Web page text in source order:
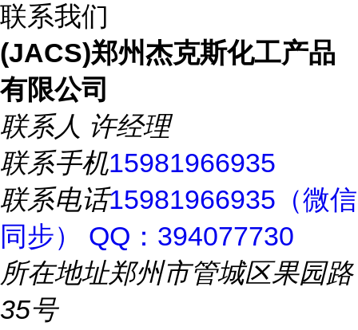
联系我们
(JACS)郑州杰克斯化工产品
有限公司
联系人 许经理
联系手机15981966935
联系电话15981966935（微信
同步） QQ：394077730
所在地址郑州市管城区果园路
35号